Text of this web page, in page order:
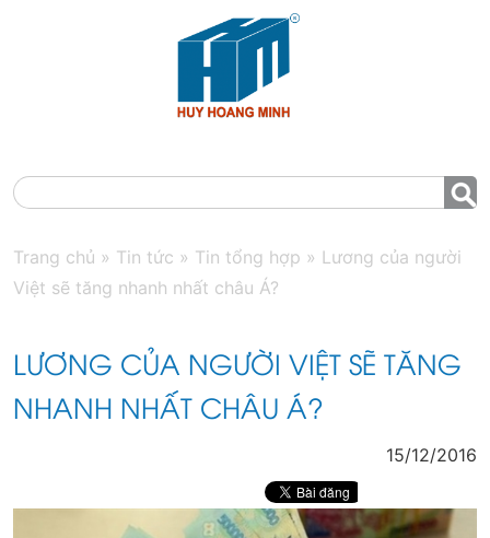
Trang chủ » Tin tức » Tin tổng hợp » Lương của người
Việt sẽ tăng nhanh nhất châu Á?
LƯƠNG CỦA NGƯỜI VIỆT SẼ TĂNG
NHANH NHẤT CHÂU Á?
15/12/2016